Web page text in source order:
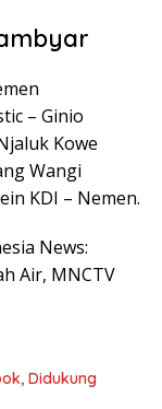
– Ginio
Kowe
Wangi
KDI – Nemen.
News:
Air, MNCTV
Didukung